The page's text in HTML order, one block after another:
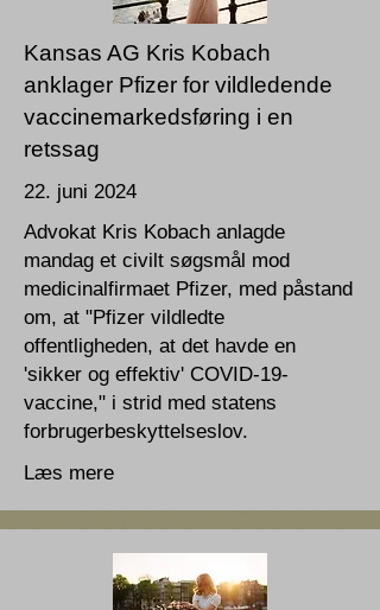
Kansas AG Kris Kobach
anklager Pfizer for vildledende
vaccinemarkedsføring i en
retssag
22. juni 2024
Advokat Kris Kobach anlagde
mandag et civilt søgsmål mod
medicinalfirmaet Pfizer, med påstand
om, at "Pfizer vildledte
offentligheden, at det havde en
'sikker og effektiv' COVID-19-
vaccine," i strid med statens
forbrugerbeskyttelseslov.
Læs mere